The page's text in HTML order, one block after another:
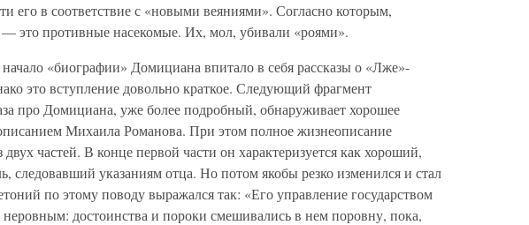
его в соответствие с «новыми веяниями». Согласно которым,
это противные насекомые. Их, мол, убивали «роями».
«биографии» Домициана впитало в себя рассказы о «Лже»-
это вступление довольно краткое. Следующий фрагмент
про Домициана, уже более подробный, обнаруживает хорошее
Михаила Романова. При этом полное жизнеописание
частей. В конце первой части он характеризуется как хороший,
следовавший указаниям отца. Но потом якобы резко изменился и стал
по этому поводу выражался так: «Его управление государством
достоинства и пороки смешивались в нем поровну, пока,